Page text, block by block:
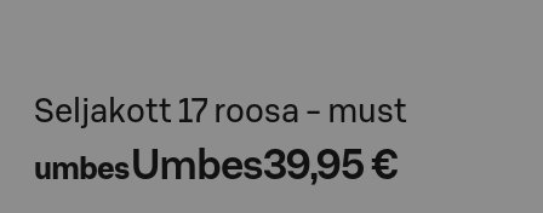
Seljakott 17 roosa - must
umbesUmbes39,95 €